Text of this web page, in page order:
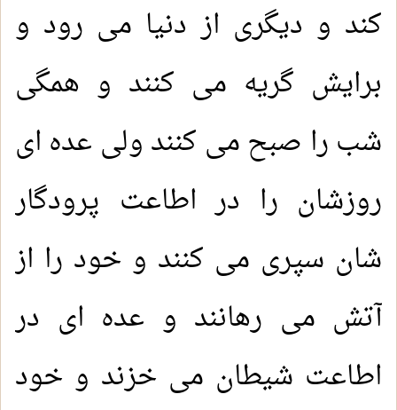
کند و دیگری از دنیا می رود و
برایش گریه می کنند و همگی
شب را صبح می کنند ولی عده ای
روزشان را در اطاعت پرودگار
شان سپری می کنند و خود را از
آتش می رهانند و عده ای در
اطاعت شیطان می خزند و خود